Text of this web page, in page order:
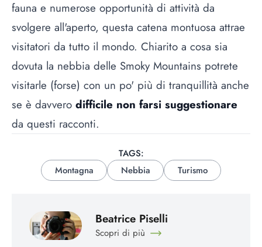
fauna e numerose opportunità di attività da
svolgere all'aperto, questa catena montuosa attrae
visitatori da tutto il mondo. Chiarito a cosa sia
dovuta la nebbia delle Smoky Mountains potrete
visitarle (forse) con un po' più di tranquillità anche
se è davvero difficile non farsi suggestionare
da questi racconti.
TAGS:
Montagna
Nebbia Turismo
Beatrice Piselli
Scopri di più